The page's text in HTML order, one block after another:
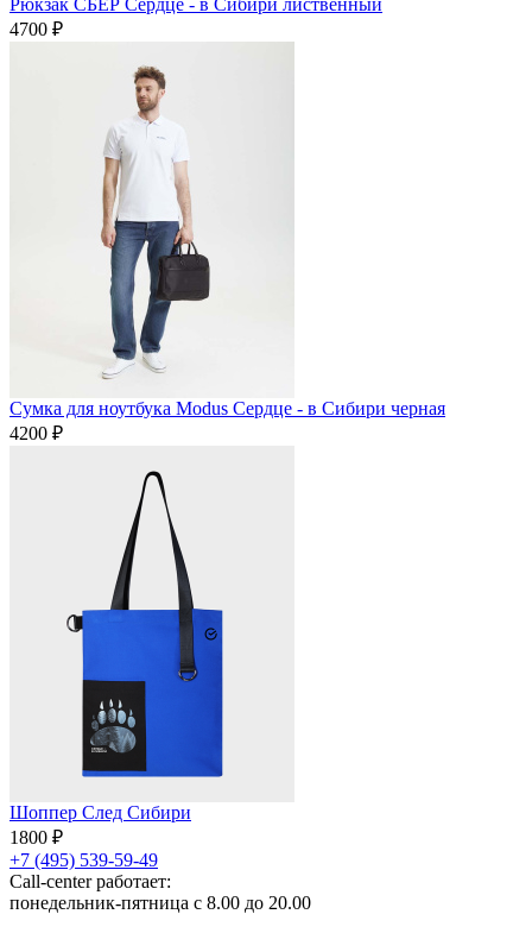
4700 ₽
Сумка для ноутбука Modus Сердце - в Сибири черная
4200 ₽
Шоппер След Сибири
1800 ₽
+7 (495) 539-59-49
Call-center работает:
понедельник-пятница с 8.00 до 20.00